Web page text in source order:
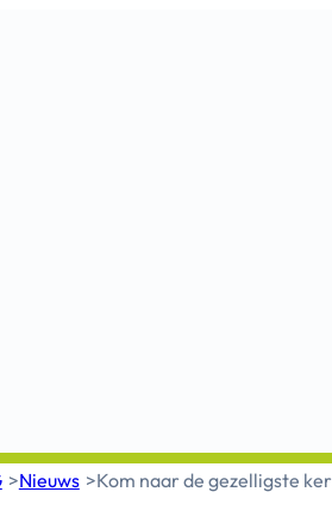
Nieuws Kom naar de gezelligste